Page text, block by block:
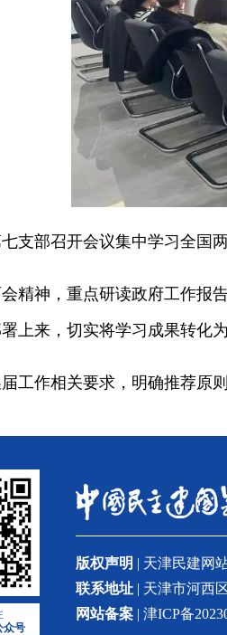
部召开会议集中学习全国
神，重点研读政府工作报告
上来，切实将学习成果转化
作相关要求，明确推荐原
众号
版权声明 | 天津民建网
联系地址 | 天津市河西
网站备案 | 津ICP备